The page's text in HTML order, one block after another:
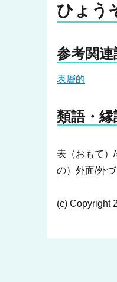
ひょう
参考関連
表層的
類語・縁
表（おもて）
の）外面/外づ
(c) Copyright